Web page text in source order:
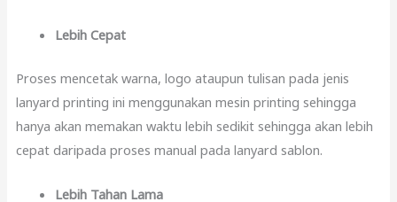
Lebih Cepat
Proses mencetak warna, logo ataupun tulisan pada jenis
lanyard printing ini menggunakan mesin printing sehingga
hanya akan memakan waktu lebih sedikit sehingga akan lebih
cepat daripada proses manual pada lanyard sablon.
Lebih Tahan Lama